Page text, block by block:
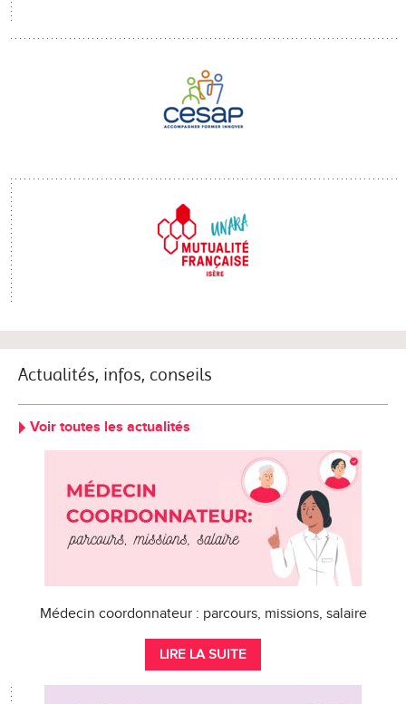
Actualités, infos, conseils
Voir toutes les actualités
Médecin coordonnateur : parcours, missions, salaire
LIRE LA SUITE